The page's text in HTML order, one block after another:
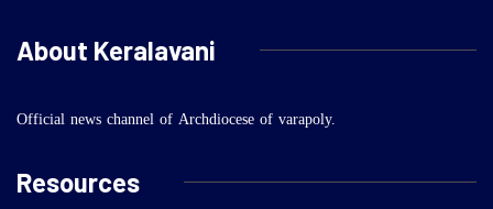
About Keralavani
Official news channel of Archdiocese of varapoly.
Resources